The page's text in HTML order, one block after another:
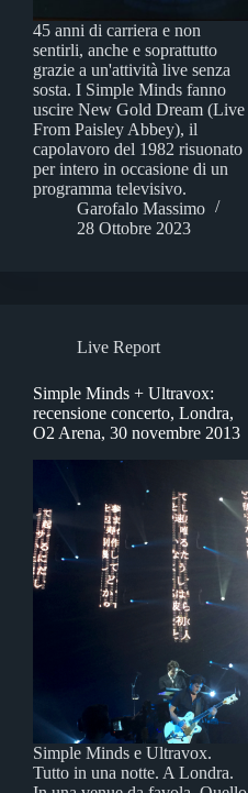
45 anni di carriera e non
sentirli, anche e soprattutto
grazie a un'attività live senza
sosta. I Simple Minds fanno
uscire New Gold Dream (Live
From Paisley Abbey), il
capolavoro del 1982 risuonato
per intero in occasione di un
programma televisivo.
Garofalo Massimo
28 Ottobre 2023
Live Report
Simple Minds + Ultravox:
recensione concerto, Londra,
O2 Arena, 30 novembre 2013
Simple Minds e Ultravox.
Tutto in una notte. A Londra.